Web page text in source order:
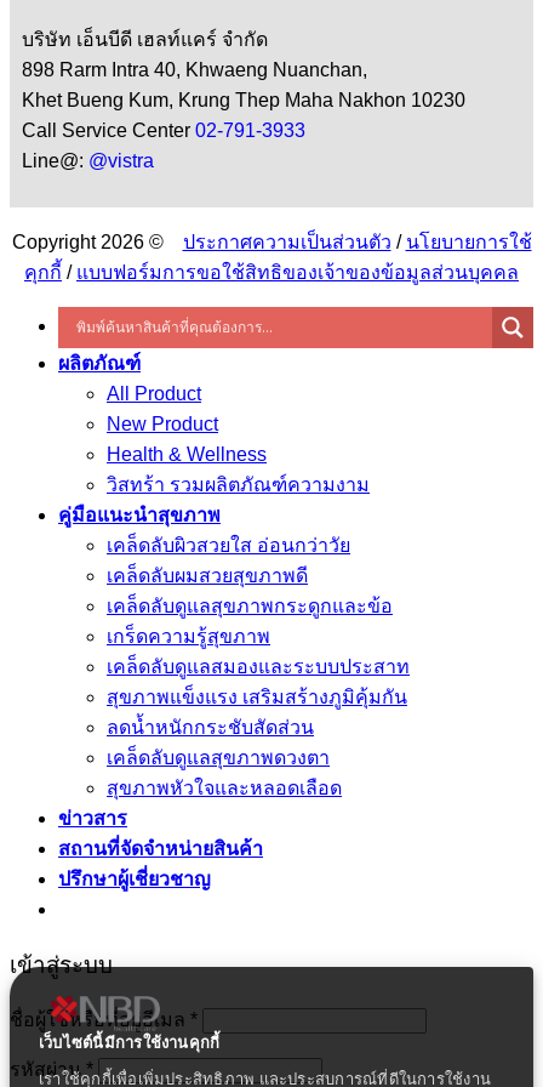
เว็บไซต์นี้มีการใช้งานคุกกี้
เราใช้คุกกี้เพื่อเพิ่มประสิทธิภาพ และประสบการณ์ที่ดีในการใช้งาน
บริษัท เอ็นบีดี เฮลท์แคร์ จำกัด
898 Rarm Intra 40, Khwaeng Nuanchan,
Khet Bueng Kum, Krung Thep Maha Nakhon 10230
Call Service Center 02-791-3933
Line@: @vistra
Copyright 2026 © ประกาศความเป็นส่วนตัว / นโยบายการใช้
คุกกี้ / แบบฟอร์มการขอใช้สิทธิของเจ้าของข้อมูลส่วนบุคคล
ผลิตภัณฑ์
All Product
New Product
Health & Wellness
วิสทร้า รวมผลิตภัณฑ์ความงาม
คู่มือแนะนำสุขภาพ
เคล็ดลับผิวสวยใส อ่อนกว่าวัย
เคล็ดลับผมสวยสุขภาพดี
เคล็ดลับดูแลสุขภาพกระดูกและข้อ
เกร็ดความรู้สุขภาพ
เคล็ดลับดูแลสมองและระบบประสาท
สุขภาพแข็งแรง เสริมสร้างภูมิคุ้มกัน
ลดน้ำหนักกระชับสัดส่วน
เคล็ดลับดูแลสุขภาพดวงตา
สุขภาพหัวใจและหลอดเลือด
ข่าวสาร
สถานที่จัดจำหน่ายสินค้า
ปรึกษาผู้เชี่ยวชาญ
เข้าสู่ระบบ
ชื่อผู้ใช้หรือที่อยู่อีเมล *
รหัสผ่าน *